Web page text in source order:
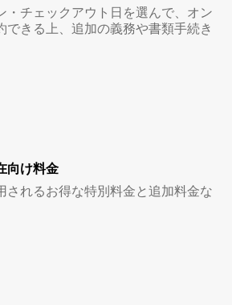
・チェックアウト日を選んで、オン
できる上、追加の義務や書類手続き
向け料金
されるお得な特別料金と追加料金な